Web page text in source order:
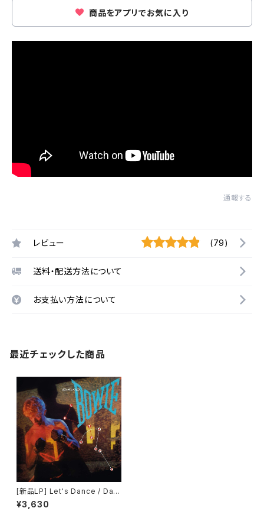
商品をアプリでお気に入り
通報する
レビュー (79)
送料・配送方法について
お支払い方法について
最近チェックした商品
[新品LP] Let's Dance / Davi
d Bowie
¥3,630